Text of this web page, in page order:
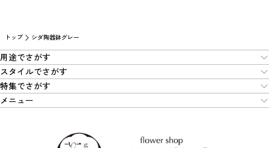
トップ シダ陶器鉢グレー
用途でさがす
スタイルでさがす
特集でさがす
メニュー